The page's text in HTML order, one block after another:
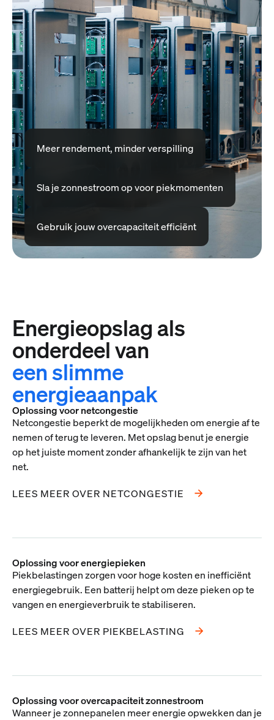
Meer rendement, minder verspilling
Sla je zonnestroom op voor piekmomenten
Gebruik jouw overcapaciteit efficiënt
Energieopslag als
onderdeel van
een slimme
energieaanpak
Oplossing voor netcongestie
Netcongestie beperkt de mogelijkheden om energie af te
nemen of terug te leveren. Met opslag benut je energie
op het juiste moment zonder afhankelijk te zijn van het
net.
LEES MEER OVER NETCONGESTIE
Oplossing voor energiepieken
Piekbelastingen zorgen voor hoge kosten en inefficiënt
energiegebruik. Een batterij helpt om deze pieken op te
vangen en energieverbruik te stabiliseren.
LEES MEER OVER PIEKBELASTING
Oplossing voor overcapaciteit zonnestroom
Wanneer je zonnepanelen meer energie opwekken dan je